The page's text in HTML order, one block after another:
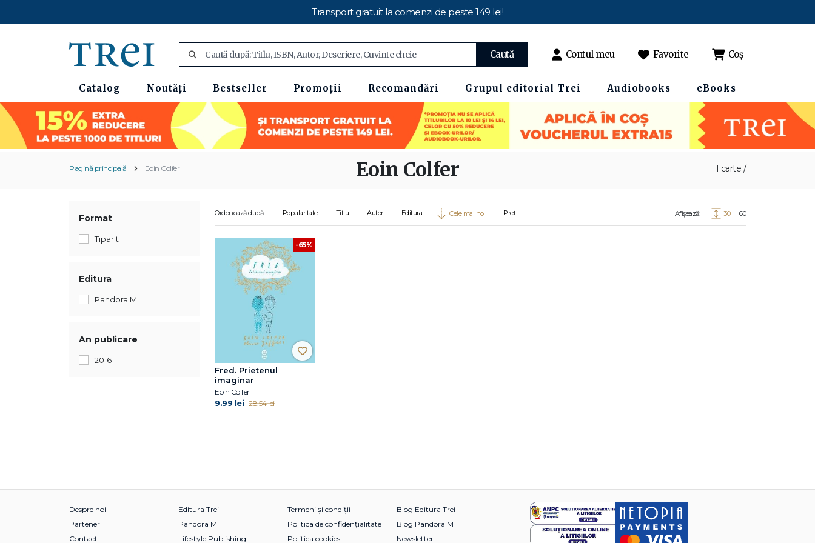
Transport gratuit la comenzi de peste 149 lei!
Caută Contul meu Favorite Coș
Catalog Noutăți Bestseller Promoții Recomandări Grupul editorial Trei Audiobooks eBooks
Pagină principală Eoin Colfer 1 carte /
Eoin Colfer
Format
Tiparit
Editura
Pandora M
An publicare
2016
Ordonează după: Popularitate Titlu Autor Editura Cele mai noi Preț Afișează: 30 60
-65%
Fred. Prietenul
imaginar
Eoin Colfer
9.99 lei 28.54 lei
Despre noi
Parteneri
Contact
Editura Trei
Pandora M
Lifestyle Publishing
Termeni și condiții
Politica de confidențialitate
Politica cookies
Blog Editura Trei
Blog Pandora M
Newsletter